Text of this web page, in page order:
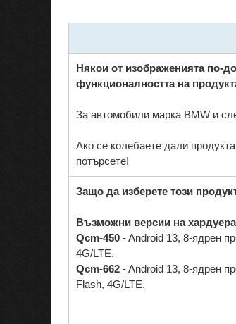
Някои от изображенията по-
функционалността на
За автомобили марка BMW и
Ако се колебаете дали
потърсете!
Защо да изберете този
Възможни версии на
Qcm-450 - Android 13, 8-ядрен
4G/LTE.
Qcm-662 - Android 13, 8-ядрен
Flash, 4G/LTE.